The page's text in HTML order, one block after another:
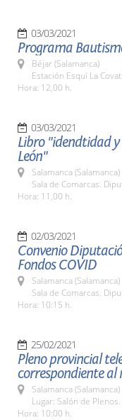
03/03/2021
Programa
Béjar (Salamanca)
Estación Esquí La
Hora: 12,00 h.
03/03/2021
Libro "idendtidad
León"
Salamanca (Salamanca)
Sala de Comarcas.
Hora: 11,00 h.
02/03/2021
Convenio
Fondos COVID
Salamanca (Salamanca)
Sala de Comarcas.
Hora: 10:15 h.
25/02/2021
Pleno provincial
correspondiente al
Salamanca (Salamanca)
Lugar: Salón de
Hora: 10:00 h.